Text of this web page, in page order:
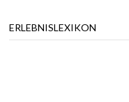
ERLEBNISLEXIKON